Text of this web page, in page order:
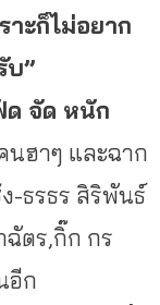
าะก็ไม่อยาก
บ”
ด จัด หนัก
ฮาๆ และฉาก
-ธรธร สิริพันธ์
ตร,กิ๊ก กร
อีก